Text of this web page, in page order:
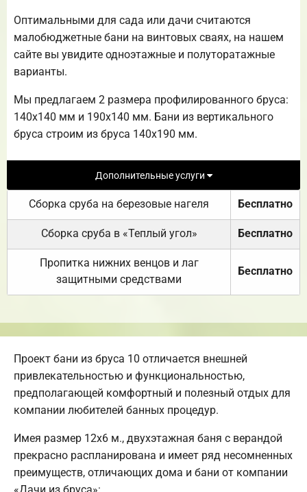
Оптимальными для сада или дачи считаются
малобюджетные бани на винтовых сваях, на нашем
сайте вы увидите одноэтажные и полуторатажные
варианты.
Мы предлагаем 2 размера профилированного бруса:
140х140 мм и 190х140 мм. Бани из вертикального
бруса строим из бруса 140х190 мм.
Дополнительные услуги
Сборка сруба на березовые нагеля Бесплатно
Сборка сруба в «Теплый угол» Бесплатно
Пропитка нижних венцов и лаг
защитными средствами
Бесплатно
Проект бани из бруса 10 отличается внешней
привлекательностью и функциональностью,
предполагающей комфортный и полезный отдых для
компании любителей банных процедур.
Имея размер 12х6 м., двухэтажная баня c верандой
прекрасно распланирована и имеет ряд несомненных
преимуществ, отличающих дома и бани от компании